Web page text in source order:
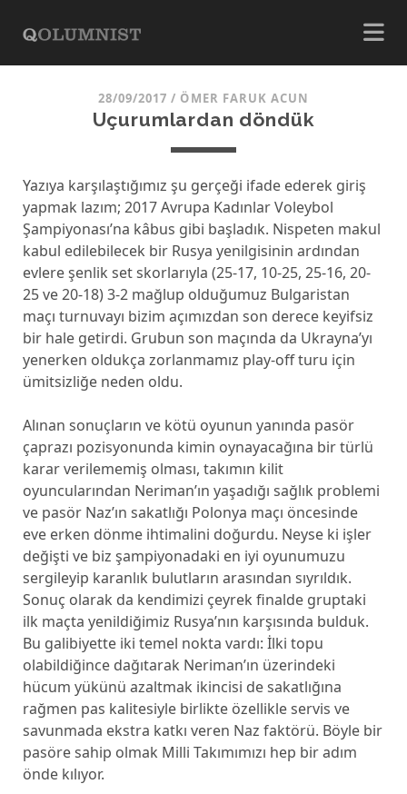
28/09/2017 / ÖMER FARUK ACUN
Uçurumlardan döndük
Yazıya karşılaştığımız şu gerçeği ifade ederek giriş
yapmak lazım; 2017 Avrupa Kadınlar Voleybol
Şampiyonası’na kâbus gibi başladık. Nispeten makul
kabul edilebilecek bir Rusya yenilgisinin ardından
evlere şenlik set skorlarıyla (25-17, 10-25, 25-16, 20-
25 ve 20-18) 3-2 mağlup olduğumuz Bulgaristan
maçı turnuvayı bizim açımızdan son derece keyifsiz
bir hale getirdi. Grubun son maçında da Ukrayna’yı
yenerken oldukça zorlanmamız play-off turu için
ümitsizliğe neden oldu.
Alınan sonuçların ve kötü oyunun yanında pasör
çaprazı pozisyonunda kimin oynayacağına bir türlü
karar verilememiş olması, takımın kilit
oyuncularından Neriman’ın yaşadığı sağlık problemi
ve pasör Naz’ın sakatlığı Polonya maçı öncesinde
eve erken dönme ihtimalini doğurdu. Neyse ki işler
değişti ve biz şampiyonadaki en iyi oyunumuzu
sergileyip karanlık bulutların arasından sıyrıldık.
Sonuç olarak da kendimizi çeyrek finalde gruptaki
ilk maçta yenildiğimiz Rusya’nın karşısında bulduk.
Bu galibiyette iki temel nokta vardı: İlki topu
olabildiğince dağıtarak Neriman’ın üzerindeki
hücum yükünü azaltmak ikincisi de sakatlığına
rağmen pas kalitesiyle birlikte özellikle servis ve
savunmada ekstra katkı veren Naz faktörü. Böyle bir
pasöre sahip olmak Milli Takımımızı hep bir adım
önde kılıyor.